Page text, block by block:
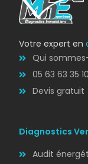
Votre expert en
Qui
05 63 63 35 10
Devis gratuit
Diagnostics
Audit